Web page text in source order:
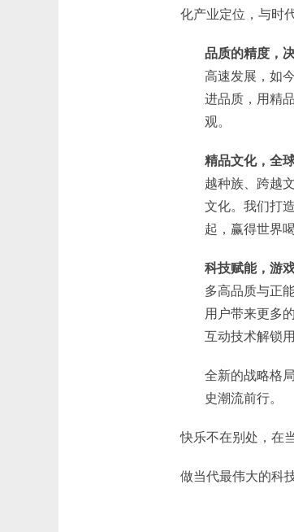
化产业定位，与时
品质的精度，
高速发展，如
进品质，用精
观。
精品文化，全
越种族、跨越
文化。我们打
起，赢得世界喝
科技赋能，游
多高品质与正
用户带来更多
互动技术解锁
全新的战略格
史潮流前行。
快乐不在别处，在
做当代最伟大的科